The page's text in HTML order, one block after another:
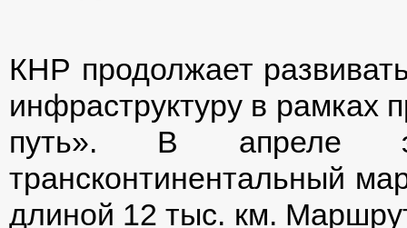
КНР продолжает
инфраструктуру в рамках
путь». В апреле
трансконтинентальный
длиной 12 тыс. км.